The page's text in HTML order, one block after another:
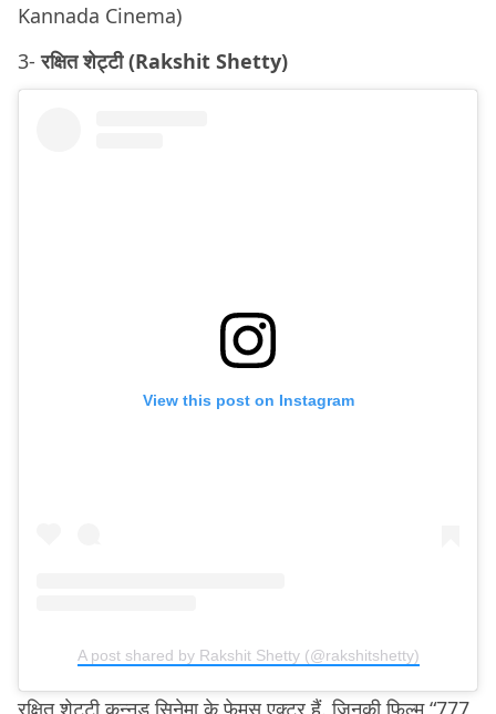
Kannada Cinema)
3-रक्षित शेट्टी (Rakshit Shetty)
View this post on Instagram
A post shared by Rakshit Shetty (@rakshitshetty)
रक्षित शेट्टी कन्नड़ सिनेमा के फ़ेमस एक्टर हैं. जिनकीफ़िल्म “777